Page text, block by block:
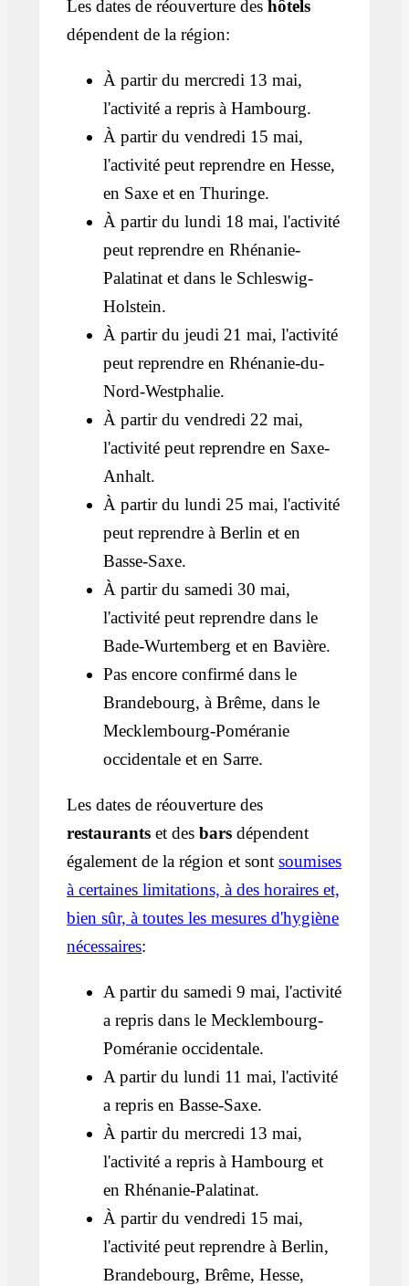
Les dates de réouverture deshôtels
dépendent de la région:
À partir du mercredi 13 mai,
l'activité a repris à Hambourg.
À partir du vendredi 15 mai,
l'activité peut reprendre en Hesse,
en Saxe et en Thuringe.
À partir du lundi 18 mai, l'activité
peut reprendre en Rhénanie-
Palatinat et dans le Schleswig-
Holstein.
À partir du jeudi 21 mai, l'activité
peut reprendre en Rhénanie-du-
Nord-Westphalie.
À partir du vendredi 22 mai,
l'activité peut reprendre en Saxe-
Anhalt.
À partir du lundi 25 mai, l'activité
peut reprendre à Berlin et en
Basse-Saxe.
À partir du samedi 30 mai,
l'activité peut reprendre dans le
Bade-Wurtemberg et en Bavière.
Pas encore confirmé dans le
Brandebourg, à Brême, dans le
Mecklembourg-Poméranie
occidentale et en Sarre.
Les dates de réouverture des
restaurants et desbars dépendent
également de la région et sontsoumises
à certaines limitations, à des horaires et,
bien sûr, à toutes les mesures d'hygiène
nécessaires:
A partir du samedi 9 mai, l'activité
a repris dans le Mecklembourg-
Poméranie occidentale.
A partir du lundi 11 mai, l'activité
a repris en Basse-Saxe.
À partir du mercredi 13 mai,
l'activité a repris à Hambourg et
en Rhénanie-Palatinat.
À partir du vendredi 15 mai,
l'activité peut reprendre à Berlin,
Brandebourg, Brême, Hesse,